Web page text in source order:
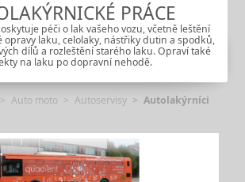
PRÁCE
péči o lak vašeho vozu, včetně leštění
opravy laku, celolaky, nástřiky dutin a spodků,
dílů a rozleštění starého laku. Opraví také
na laku po dopravní nehodě.
Auto moto Autoservisy
Autolakýrníci